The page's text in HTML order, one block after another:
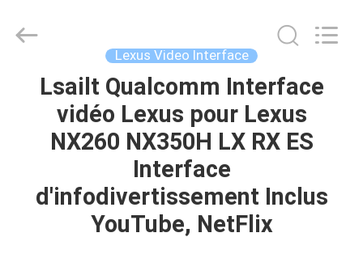
MAISON
PRODUITS
VIDÉOS
Automobile
Electron
Lexus Video Interface
Lsailt Qualcomm Interface
vidéo Lexus pour Lexus
NX260 NX350H LX RX ES
Interface
d'infodivertissement Inclus
YouTube, NetFlix